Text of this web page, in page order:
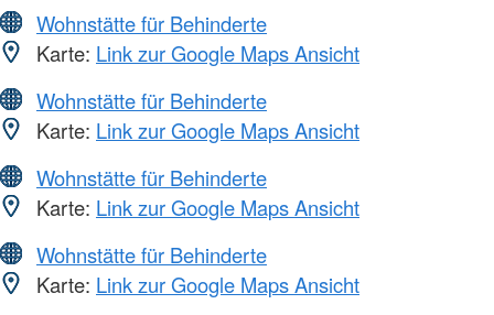
Wohnstätte für Behinderte
Karte: Link zur Google Maps Ansicht
Wohnstätte für Behinderte
Karte: Link zur Google Maps Ansicht
Wohnstätte für Behinderte
Karte: Link zur Google Maps Ansicht
Wohnstätte für Behinderte
Karte: Link zur Google Maps Ansicht